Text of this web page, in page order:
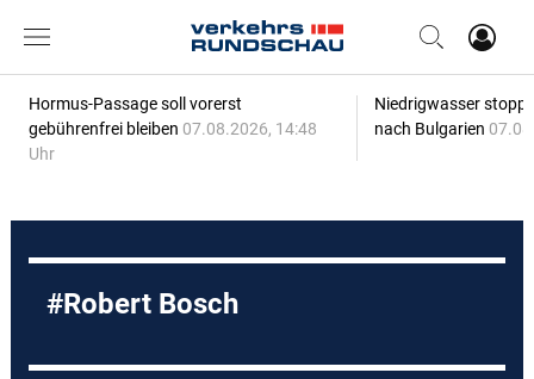
Hormus-Passage soll vorerst
gebührenfrei bleiben 07.08.2026, 14:48
Uhr
Niedrigwasser
nach Bulgarien
Robert Bosch